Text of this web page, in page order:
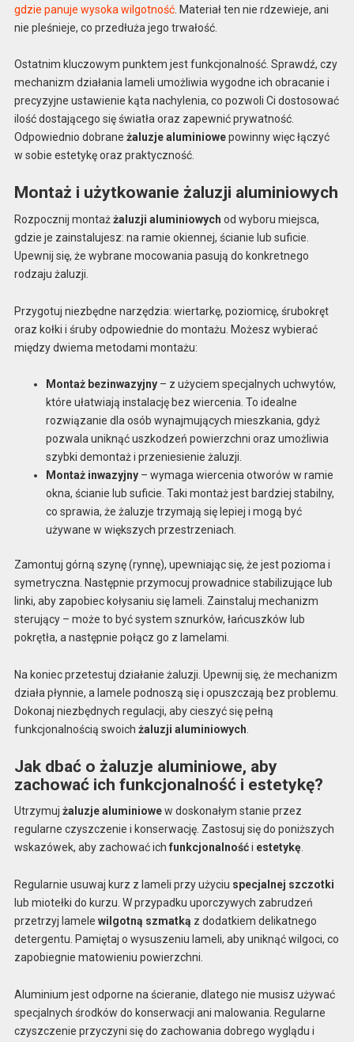
gdzie panuje wysoka wilgotność. Materiał ten nie rdzewieje, ani
nie pleśnieje, co przedłuża jego trwałość.
Ostatnim kluczowym punktem jest funkcjonalność. Sprawdź, czy
mechanizm działania lameli umożliwia wygodne ich obracanie i
precyzyjne ustawienie kąta nachylenia, co pozwoli Ci dostosować
ilość dostającego się światła oraz zapewnić prywatność.
Odpowiednio dobrane żaluzje aluminiowepowinny więc łączyć
w sobie estetykę oraz praktyczność.
Montaż i użytkowanie żaluzji aluminiowych
Rozpocznij montażżaluzji aluminiowych od wyboru miejsca,
gdzie je zainstalujesz: na ramie okiennej, ścianie lub suficie.
Upewnij się, że wybrane mocowania pasują do konkretnego
rodzaju żaluzji.
Przygotuj niezbędne narzędzia: wiertarkę, poziomicę, śrubokręt
oraz kołki i śruby odpowiednie do montażu. Możesz wybierać
między dwiema metodami montażu:
Montaż bezinwazyjny– z użyciem specjalnych uchwytów,
które ułatwiają instalację bez wiercenia. To idealne
rozwiązanie dla osób wynajmujących mieszkania, gdyż
pozwala uniknąć uszkodzeń powierzchni oraz umożliwia
szybki demontaż i przeniesienie żaluzji.
Montaż inwazyjny– wymaga wiercenia otworów w ramie
okna, ścianie lub suficie. Taki montaż jest bardziej stabilny,
co sprawia, że żaluzje trzymają się lepiej i mogą być
używane w większych przestrzeniach.
Zamontuj górną szynę (rynnę), upewniając się, że jest pozioma i
symetryczna. Następnie przymocuj prowadnice stabilizujące lub
linki, aby zapobiec kołysaniu się lameli. Zainstaluj mechanizm
sterujący – może to być system sznurków, łańcuszków lub
pokrętła, a następnie połącz go z lamelami.
Na koniec przetestuj działanie żaluzji. Upewnij się, że mechanizm
działa płynnie, a lamele podnoszą się i opuszczają bez problemu.
Dokonaj niezbędnych regulacji, aby cieszyć się pełną
funkcjonalnością swoich żaluzji aluminiowych
Jak dbać o żaluzje aluminiowe, aby
zachować ich funkcjonalność i estetykę?
Utrzymuj żaluzje aluminiowew doskonałym stanie przez
regularne czyszczenie i konserwację. Zastosuj się do poniższych
wskazówek, aby zachować ich funkcjonalnośći estetykę.
Regularnie usuwaj kurz z lameli przy użyciu specjalnej szczotki
lub miotełki do kurzu. W przypadku uporczywych zabrudzeń
przetrzyj lamele wilgotną szmatką z dodatkiem delikatnego
detergentu. Pamiętaj o wysuszeniu lameli, aby uniknąć wilgoci, co
zapobiegnie matowieniu powierzchni.
Aluminium jest odporne na ścieranie, dlatego nie musisz używać
specjalnych środków do konserwacji ani malowania. Regularne
czyszczenie przyczyni się do zachowania dobrego wyglądu i